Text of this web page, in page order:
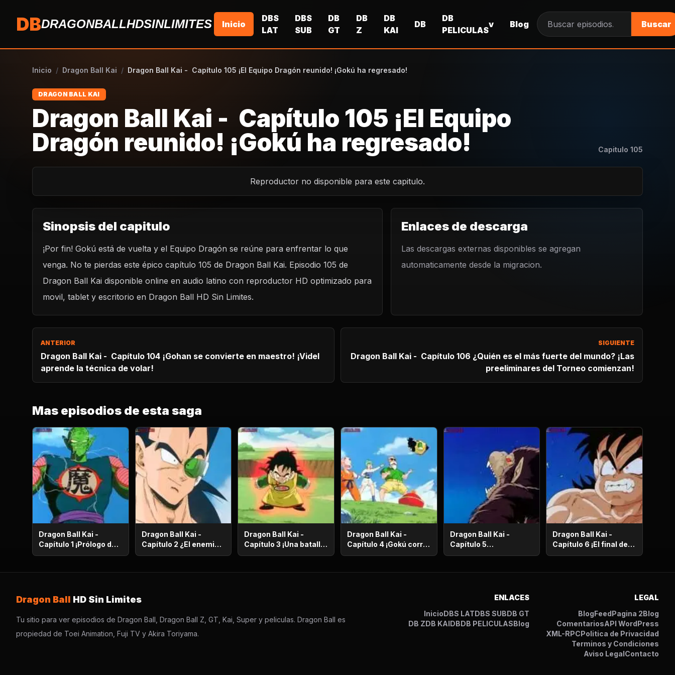
DBDRAGONBALLHDSINLIMITES Inicio
DBS
LAT
DBS
SUB
DB
GT
DB
Z
DB
KAI
DB
DB
PELICULAS
v Blog
Buscar episodios
Buscar
Inicio / Dragon Ball Kai / Dragon Ball Kai - Capítulo 105 ¡El Equipo Dragón reunido! ¡Gokú ha regresado!
DRAGON BALL KAI
Dragon Ball Kai - Capítulo 105 ¡El Equipo
Dragón reunido! ¡Gokú ha regresado!
Capitulo 105
Reproductor no disponible para este capitulo.
Sinopsis del capitulo
¡Por fin! Gokú está de vuelta y el Equipo Dragón se reúne para enfrentar lo que
venga. No te pierdas este épico capítulo 105 de Dragon Ball Kai. Episodio 105 de
Dragon Ball Kai disponible online en audio latino con reproductor HD optimizado para
movil, tablet y escritorio en Dragon Ball HD Sin Limites.
Enlaces de descarga
Las descargas externas disponibles se agregan
automaticamente desde la migracion.
ANTERIOR
Dragon Ball Kai - Capítulo 104 ¡Gohan se convierte en maestro! ¡Videl
aprende la técnica de volar!
SIGUIENTE
Dragon Ball Kai - Capítulo 106 ¿Quién es el más fuerte del mundo? ¡Las
preeliminares del Torneo comienzan!
Mas episodios de esta saga
Dragon Ball Kai -
Capítulo 1 ¡Prólogo de
batalla! ¡El regreso de
Dragon Ball Kai -
Capítulo 2 ¿El enemigo
es el hermano mayor
de los poderosos
Dragon Ball Kai -
Capítulo 3 ¡Una batalla
de vida o muerte! ¡El
de Gokú y Pikoro!
Dragon Ball Kai -
Capítulo 4 ¡Gokú corre
en el más allá! ¡El
de un millón de
Dragon Ball Kai -
Capítulo 5
¡Supervivencia en el
luna llena despierta a
Dragon Ball Kai -
Capítulo 6 ¡El final del
camino de la
examen de Kaio-
Dragon Ball HD Sin Limites
Tu sitio para ver episodios de Dragon Ball, Dragon Ball Z, GT, Kai, Super y peliculas. Dragon Ball es
propiedad de Toei Animation, Fuji TV y Akira Toriyama.
ENLACES
InicioDBS LATDBS SUBDB GT
DB ZDB KAIDBDB PELICULASBlog
LEGAL
BlogFeedPagina 2Blog
ComentariosAPI WordPress
XML-RPCPolitica de Privacidad
Terminos y Condiciones
Aviso LegalContacto